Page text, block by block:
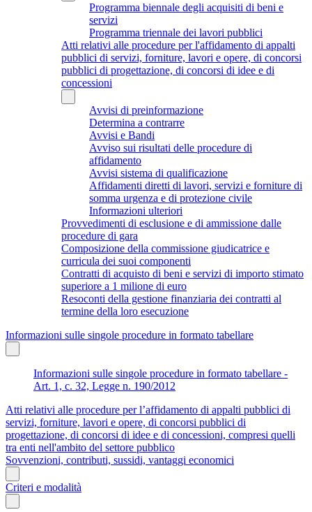
Programma biennale degli acquisiti di beni e
servizi
Programma triennale dei lavori pubblici
Atti relativi alle procedure per l'affidamento di appalti
pubblici di servizi, forniture, lavori e opere, di concorsi
pubblici di progettazione, di concorsi di idee e di
concessioni
Avvisi di preinformazione
Determina a contrarre
Avvisi e Bandi
Avviso sui risultati delle procedure di
affidamento
Avvisi sistema di qualificazione
Affidamenti diretti di lavori, servizi e forniture di
somma urgenza e di protezione civile
Informazioni ulteriori
Provvedimenti di esclusione e di ammissione dalle
procedure di gara
Composizione della commissione giudicatrice e
curricula dei suoi componenti
Contratti di acquisto di beni e servizi di importo stimato
superiore a 1 milione di euro
Resoconti della gestione finanziaria dei contratti al
termine della loro esecuzione
Informazioni sulle singole procedure in formato tabellare
Informazioni sulle singole procedure in formato tabellare -
Art. 1, c. 32, Legge n. 190/2012
Atti relativi alle procedure per l’affidamento di appalti pubblici di
servizi, forniture, lavori e opere, di concorsi pubblici di
progettazione, di concorsi di idee e di concessioni, compresi quelli
tra enti nell'ambito del settore pubblico
Sovvenzioni, contributi, sussidi, vantaggi economici
Criteri e modalità